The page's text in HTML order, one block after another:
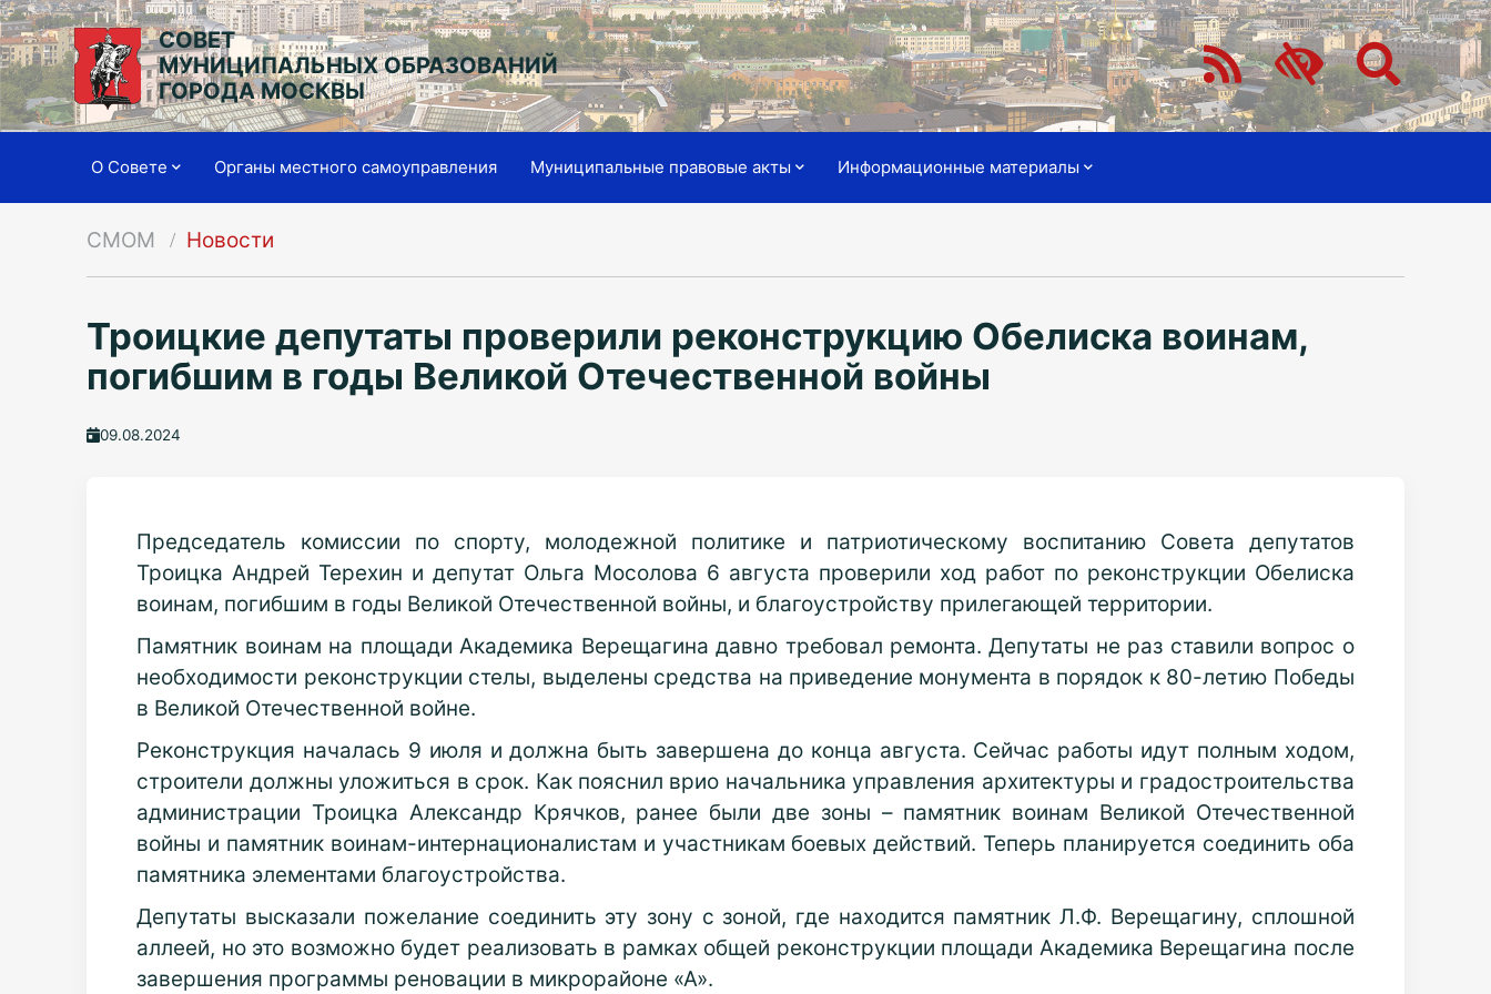
СОВЕТ
МУНИЦИПАЛЬНЫХ ОБРАЗОВАНИЙ
ГОРОДА МОСКВЫ
О Совете Органы местного самоуправления Муниципальные правовые акты Информационные материалы
СМОМ Новости
Троицкие депутаты проверили реконструкцию Обелиска воинам,
погибшим в годы Великой Отечественной войны
09.08.2024
Председатель комиссии по спорту, молодежной политике и патриотическому воспитанию Совета депутатов
Троицка Андрей Терехин и депутат Ольга Мосолова 6 августа проверили ход работ по реконструкции Обелиска
воинам, погибшим в годы Великой Отечественной войны, и благоустройству прилегающей территории.
Памятник воинам на площади Академика Верещагина давно требовал ремонта. Депутаты не раз ставили вопрос о
необходимости реконструкции стелы, выделены средства на приведение монумента в порядок к 80-летию Победы
в Великой Отечественной войне.
Реконструкция началась 9 июля и должна быть завершена до конца августа. Сейчас работы идут полным ходом,
строители должны уложиться в срок. Как пояснил врио начальника управления архитектуры и градостроительства
администрации Троицка Александр Крячков, ранее были две зоны – памятник воинам Великой Отечественной
войны и памятник воинам-интернационалистам и участникам боевых действий. Теперь планируется соединить оба
памятника элементами благоустройства.
Депутаты высказали пожелание соединить эту зону с зоной, где находится памятник Л.Ф. Верещагину, сплошной
аллеей, но это возможно будет реализовать в рамках общей реконструкции площади Академика Верещагина после
завершения программы реновации в микрорайоне «А».